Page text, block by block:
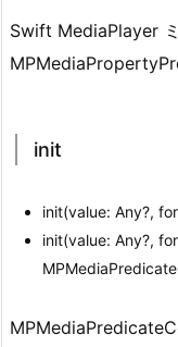
Swift MediaPlayer
init
init(value: Any?,
init(value: Any?,